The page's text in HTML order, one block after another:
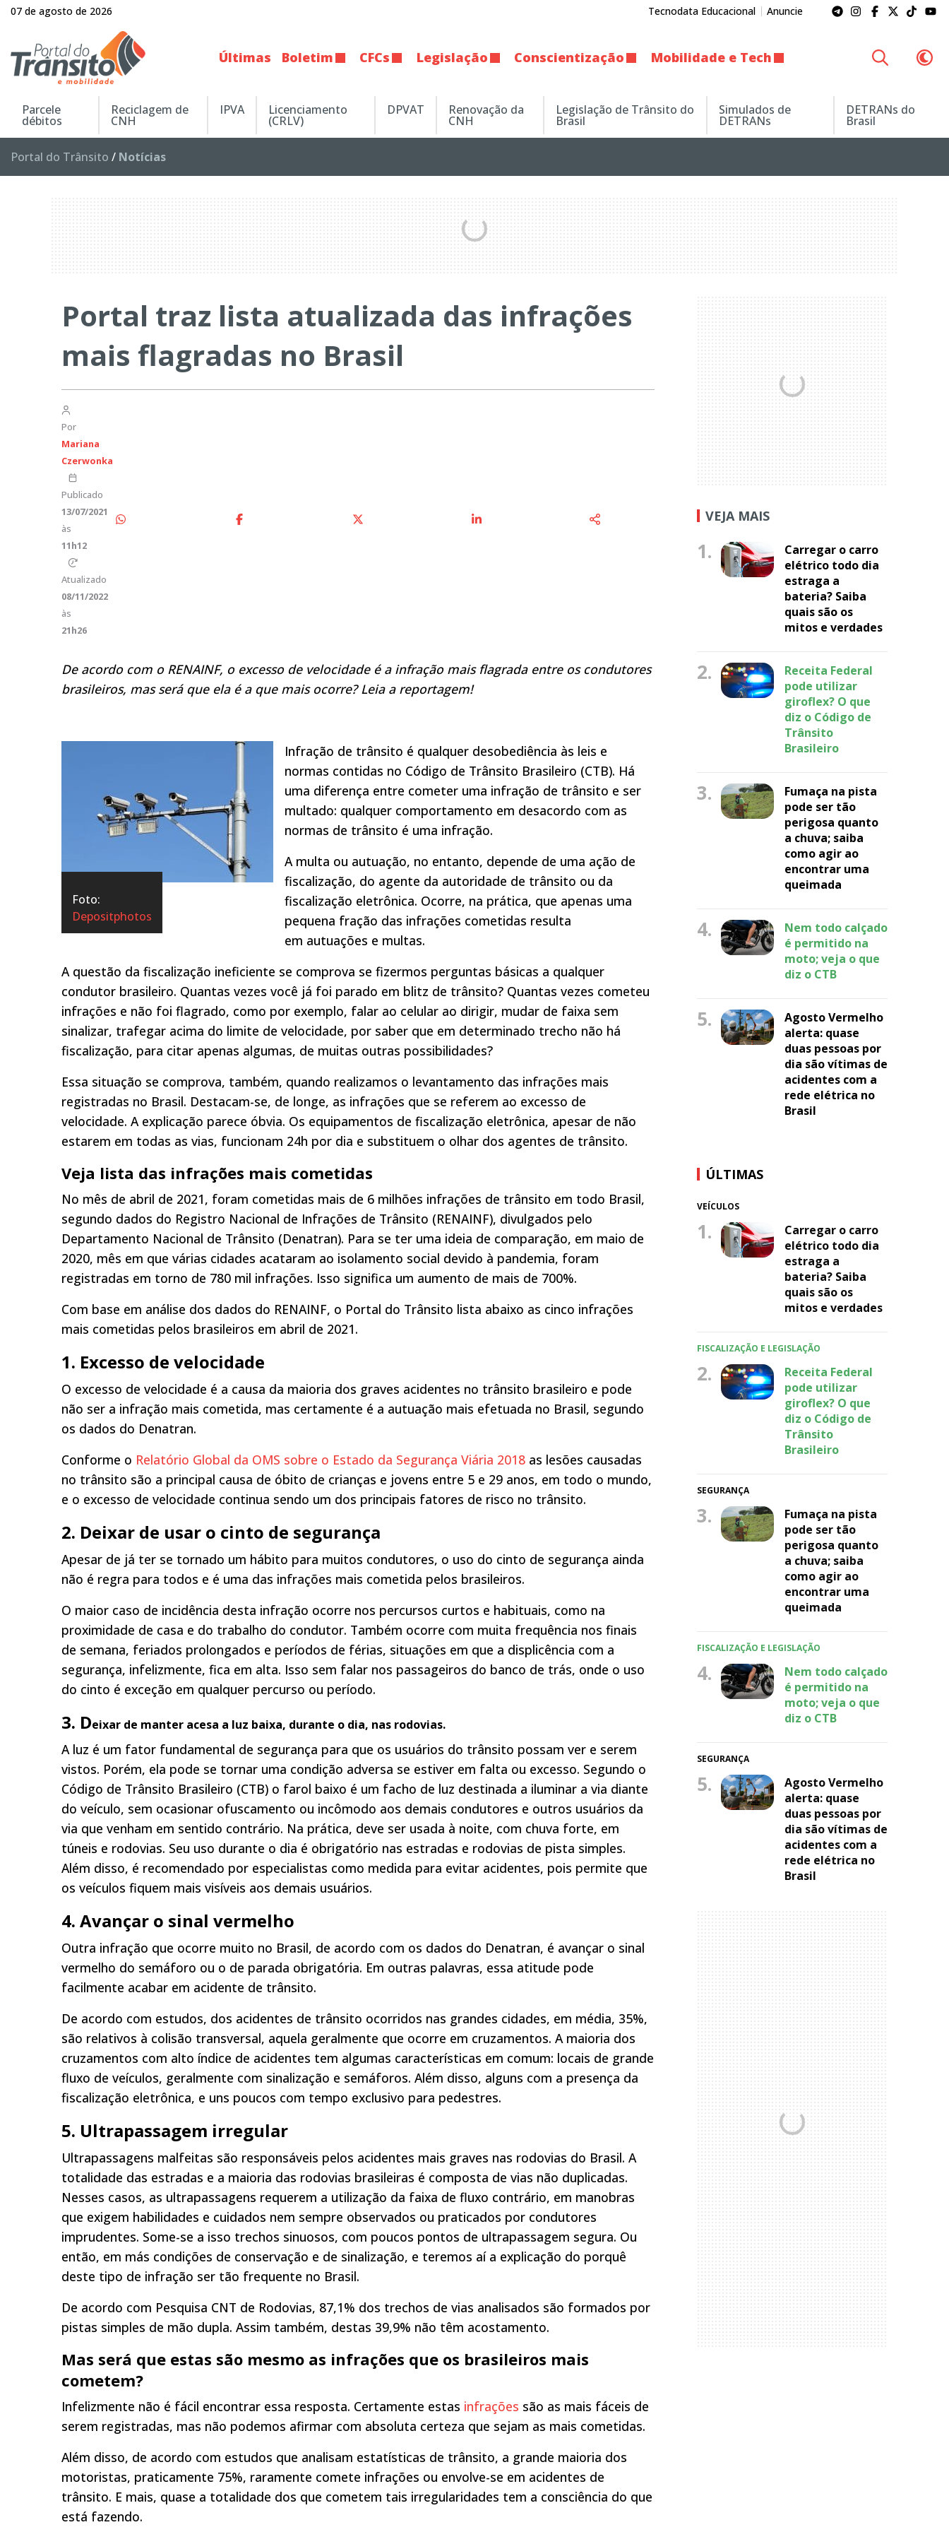
07 de agosto de 2026 Tecnodata Educacional Anuncie
Últimas Boletim CFCs Legislação Conscientização Mobilidade e Tech
Parcele
débitos
Reciclagem de
CNH
IPVA Licenciamento
(CRLV)
DPVAT Renovação da
CNH
Legislação de Trânsito do
Brasil
Simulados de
DETRANs
DETRANs do
Brasil
Portal do Trânsito / Notícias
Portal traz lista atualizada das infrações
mais flagradas no Brasil
Por
Mariana
Czerwonka
Publicado
13/07/2021
às
11h12
Atualizado
08/11/2022
às
21h26
De acordo com o RENAINF, o excesso de velocidade é a infração mais flagrada entre os condutores
brasileiros, mas será que ela é a que mais ocorre? Leia a reportagem!
Foto:
Depositphotos
Infração de trânsito é qualquer desobediência às leis e
normas contidas no Código de Trânsito Brasileiro (CTB). Há
uma diferença entre cometer uma infração de trânsito e ser
multado: qualquer comportamento em desacordo com as
normas de trânsito é uma infração.
A multa ou autuação, no entanto, depende de uma ação de
fiscalização, do agente da autoridade de trânsito ou da
fiscalização eletrônica. Ocorre, na prática, que apenas uma
pequena fração das infrações cometidas resulta
em autuações e multas.
A questão da fiscalização ineficiente se comprova se fizermos perguntas básicas a qualquer
condutor brasileiro. Quantas vezes você já foi parado em blitz de trânsito? Quantas vezes cometeu
infrações e não foi flagrado, como por exemplo, falar ao celular ao dirigir, mudar de faixa sem
sinalizar, trafegar acima do limite de velocidade, por saber que em determinado trecho não há
fiscalização, para citar apenas algumas, de muitas outras possibilidades?
Essa situação se comprova, também, quando realizamos o levantamento das infrações mais
registradas no Brasil. Destacam-se, de longe, as infrações que se referem ao excesso de
velocidade. A explicação parece óbvia. Os equipamentos de fiscalização eletrônica, apesar de não
estarem em todas as vias, funcionam 24h por dia e substituem o olhar dos agentes de trânsito.
Veja lista das infrações mais cometidas
No mês de abril de 2021, foram cometidas mais de 6 milhões infrações de trânsito em todo Brasil,
segundo dados do Registro Nacional de Infrações de Trânsito (RENAINF), divulgados pelo
Departamento Nacional de Trânsito (Denatran). Para se ter uma ideia de comparação, em maio de
2020, mês em que várias cidades acataram ao isolamento social devido à pandemia, foram
registradas em torno de 780 mil infrações. Isso significa um aumento de mais de 700%.
Com base em análise dos dados do RENAINF, o Portal do Trânsito lista abaixo as cinco infrações
mais cometidas pelos brasileiros em abril de 2021.
1. Excesso de velocidade
O excesso de velocidade é a causa da maioria dos graves acidentes no trânsito brasileiro e pode
não ser a infração mais cometida, mas certamente é a autuação mais efetuada no Brasil, segundo
os dados do Denatran.
Conforme o Relatório Global da OMS sobre o Estado da Segurança Viária 2018 as lesões causadas
no trânsito são a principal causa de óbito de crianças e jovens entre 5 e 29 anos, em todo o mundo,
e o excesso de velocidade continua sendo um dos principais fatores de risco no trânsito.
2. Deixar de usar o cinto de segurança
Apesar de já ter se tornado um hábito para muitos condutores, o uso do cinto de segurança ainda
não é regra para todos e é uma das infrações mais cometida pelos brasileiros.
O maior caso de incidência desta infração ocorre nos percursos curtos e habituais, como na
proximidade de casa e do trabalho do condutor. Também ocorre com muita frequência nos finais
de semana, feriados prolongados e períodos de férias, situações em que a displicência com a
segurança, infelizmente, fica em alta. Isso sem falar nos passageiros do banco de trás, onde o uso
do cinto é exceção em qualquer percurso ou período.
3. Deixar de manter acesa a luz baixa, durante o dia, nas rodovias.
A luz é um fator fundamental de segurança para que os usuários do trânsito possam ver e serem
vistos. Porém, ela pode se tornar uma condição adversa se estiver em falta ou excesso. Segundo o
Código de Trânsito Brasileiro (CTB) o farol baixo é um facho de luz destinada a iluminar a via diante
do veículo, sem ocasionar ofuscamento ou incômodo aos demais condutores e outros usuários da
via que venham em sentido contrário. Na prática, deve ser usada à noite, com chuva forte, em
túneis e rodovias. Seu uso durante o dia é obrigatório nas estradas e rodovias de pista simples.
Além disso, é recomendado por especialistas como medida para evitar acidentes, pois permite que
os veículos fiquem mais visíveis aos demais usuários.
4. Avançar o sinal vermelho
Outra infração que ocorre muito no Brasil, de acordo com os dados do Denatran, é avançar o sinal
vermelho do semáforo ou o de parada obrigatória. Em outras palavras, essa atitude pode
facilmente acabar em acidente de trânsito.
De acordo com estudos, dos acidentes de trânsito ocorridos nas grandes cidades, em média, 35%,
são relativos à colisão transversal, aquela geralmente que ocorre em cruzamentos. A maioria dos
cruzamentos com alto índice de acidentes tem algumas características em comum: locais de grande
fluxo de veículos, geralmente com sinalização e semáforos. Além disso, alguns com a presença da
fiscalização eletrônica, e uns poucos com tempo exclusivo para pedestres.
5. Ultrapassagem irregular
Ultrapassagens malfeitas são responsáveis pelos acidentes mais graves nas rodovias do Brasil. A
totalidade das estradas e a maioria das rodovias brasileiras é composta de vias não duplicadas.
Nesses casos, as ultrapassagens requerem a utilização da faixa de fluxo contrário, em manobras
que exigem habilidades e cuidados nem sempre observados ou praticados por condutores
imprudentes. Some-se a isso trechos sinuosos, com poucos pontos de ultrapassagem segura. Ou
então, em más condições de conservação e de sinalização, e teremos aí a explicação do porquê
deste tipo de infração ser tão frequente no Brasil.
De acordo com Pesquisa CNT de Rodovias, 87,1% dos trechos de vias analisados são formados por
pistas simples de mão dupla. Assim também, destas 39,9% não têm acostamento.
Mas será que estas são mesmo as infrações que os brasileiros mais
cometem?
Infelizmente não é fácil encontrar essa resposta. Certamente estas infrações são as mais fáceis de
serem registradas, mas não podemos afirmar com absoluta certeza que sejam as mais cometidas.
Além disso, de acordo com estudos que analisam estatísticas de trânsito, a grande maioria dos
motoristas, praticamente 75%, raramente comete infrações ou envolve-se em acidentes de
trânsito. E mais, quase a totalidade dos que cometem tais irregularidades tem a consciência do que
está fazendo.
VEJA MAIS
1.
Carregar o carro
elétrico todo dia
estraga a
bateria? Saiba
quais são os
mitos e verdades
2.
Receita Federal
pode utilizar
giroflex? O que
diz o Código de
Trânsito
Brasileiro
3.
Fumaça na pista
pode ser tão
perigosa quanto
a chuva; saiba
como agir ao
encontrar uma
queimada
4.
Nem todo calçado
é permitido na
moto; veja o que
diz o CTB
5.
Agosto Vermelho
alerta: quase
duas pessoas por
dia são vítimas de
acidentes com a
rede elétrica no
Brasil
ÚLTIMAS
VEÍCULOS
1.
Carregar o carro
elétrico todo dia
estraga a
bateria? Saiba
quais são os
mitos e verdades
FISCALIZAÇÃO E LEGISLAÇÃO
2.
Receita Federal
pode utilizar
giroflex? O que
diz o Código de
Trânsito
Brasileiro
SEGURANÇA
3.
Fumaça na pista
pode ser tão
perigosa quanto
a chuva; saiba
como agir ao
encontrar uma
queimada
FISCALIZAÇÃO E LEGISLAÇÃO
4.
Nem todo calçado
é permitido na
moto; veja o que
diz o CTB
SEGURANÇA
5.
Agosto Vermelho
alerta: quase
duas pessoas por
dia são vítimas de
acidentes com a
rede elétrica no
Brasil